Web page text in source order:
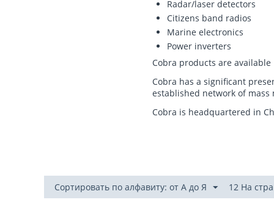
Radar/laser detectors
Citizens band radios
Marine electronics
Power inverters
Cobra products are
Cobra has a significant
established network of
Cobra is headquartered in
Сортировать по алфавиту: от А до Я 12 На